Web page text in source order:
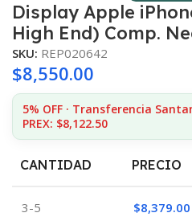
Display Apple
High End) Comp.
SKU: REP020642
$8,550.00
5% OFF · Transferencia
PREX: $8,122.50
CANTIDAD PRECIO
3-5 $8,379.00